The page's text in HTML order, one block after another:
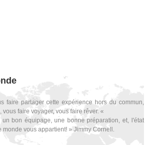
faire partager cette expérience hors du commun,
faire voyager, vous faire rêver. «
bon équipage, une bonne préparation, et, l'état
monde vous appartient! » Jimmy Cornell.